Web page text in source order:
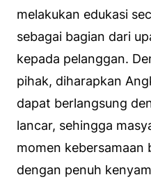
melakukan edukasi
sebagai bagian dari
kepada pelanggan.
pihak, diharapkan
dapat berlangsung
lancar, sehingga
momen kebersamaan
dengan penuh